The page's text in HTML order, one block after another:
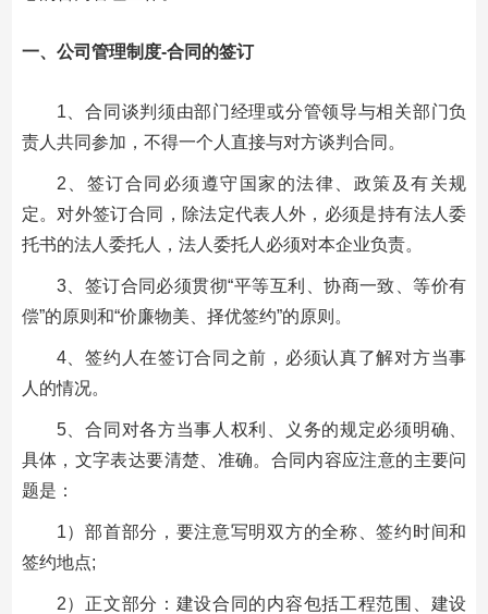
一、公司管理制度-合同的签订
1、合同谈判须由部门经理或分管领导与相关部门负
责人共同参加，不得一个人直接与对方谈判合同。
2、签订合同必须遵守国家的法律、政策及有关规
定。对外签订合同，除法定代表人外，必须是持有法人委
托书的法人委托人，法人委托人必须对本企业负责。
3、签订合同必须贯彻“平等互利、协商一致、等价有
偿”的原则和“价廉物美、择优签约”的原则。
4、签约人在签订合同之前，必须认真了解对方当事
人的情况。
5、合同对各方当事人权利、义务的规定必须明确、
具体，文字表达要清楚、准确。合同内容应注意的主要问
题是：
1）部首部分，要注意写明双方的全称、签约时间和
签约地点;
2）正文部分：建设合同的内容包括工程范围、建设